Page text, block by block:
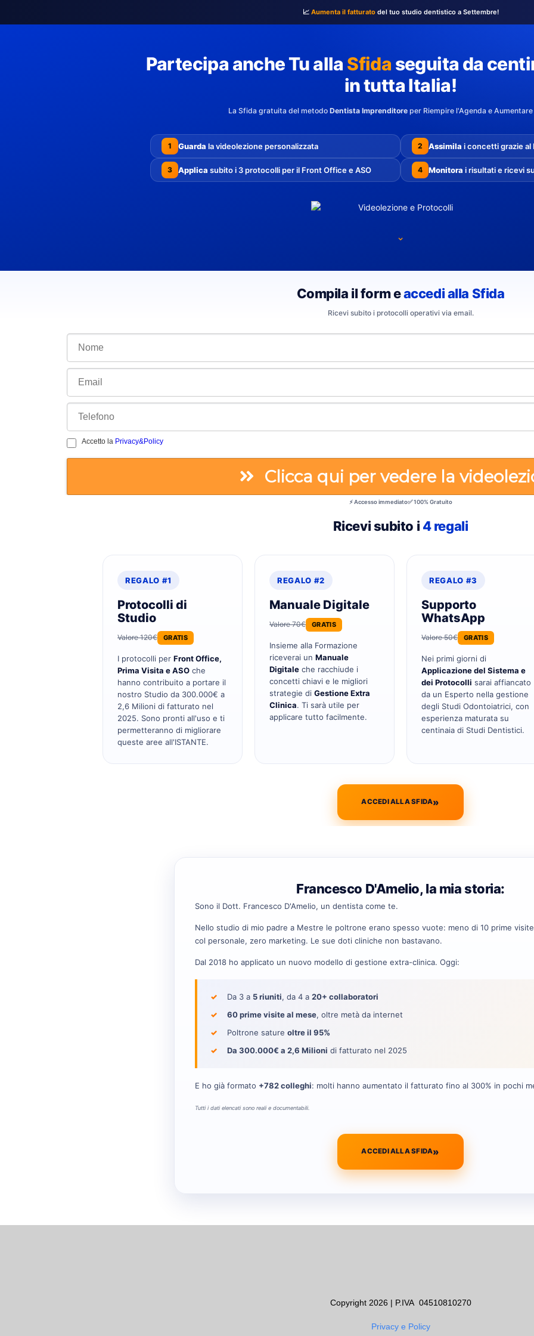
📈 Aumenta il fatturatodel tuo studio dentistico a Settembre!
Partecipa anche Tu alla Sfida seguita da
in tutta Italia!
La Sfida gratuita del metodo Dentista Imprenditoreper Riempire l'Agenda e
1 Guarda la videolezione personalizzata 2 Assimila i concetti grazie al
3 Applica subito i 3 protocolli per il Front Office e ASO 4 Monitora i risultati e ricevi
⌄
Compila il form eaccedi alla Sfida
Ricevi subito i protocolli operativi via email.
Accetto la Privacy&Policy
Clicca qui per vedere la
⚡ Accesso immediato✅ 100% Gratuito
Ricevi subito i 4 regali
REGALO #1
Protocolli di
Studio
Valore 120€ GRATIS
I protocolli per Front Office,
Prima Visita e ASO che
hanno contribuito a portare il
nostro Studio da 300.000€ a
2,6 Milioni di fatturato nel
2025. Sono pronti all'uso e ti
permetteranno di migliorare
queste aree all'ISTANTE.
REGALO #2
Manuale Digitale
Valore 70€ GRATIS
Insieme alla Formazione
riceverai un Manuale
Digitale che racchiude i
concetti chiavi e le migliori
strategie di Gestione Extra
Clinica. Ti sarà utile per
applicare tutto facilmente.
REGALO #3
Supporto
WhatsApp
Valore 50€ GRATIS
Nei primi giorni di
Applicazione del Sistema e
dei Protocolli sarai affiancato
da un Esperto nella gestione
degli Studi Odontoiatrici, con
esperienza maturata su
centinaia di Studi Dentistici.
ACCEDI ALLA SFIDA»
Francesco D'Amelio, la mia storia:
Sono il Dott. Francesco D'Amelio, un dentista come te.
Nello studio di mio padre a Mestre le poltrone erano spesso vuote: meno di 10 prime
col personale, zero marketing. Le sue doti cliniche non bastavano.
Dal 2018 ho applicato un nuovo modello di gestione extra-clinica. Oggi:
Da 3 a 5 riuniti, da 4 a 20+ collaboratori
60 prime visite al mese, oltre metà da internet
Poltrone sature oltre il 95%
Da 300.000€ a 2,6 Milioni di fatturato nel 2025
E ho già formato +782 colleghi: molti hanno aumentato il fatturato fino al 300% in pochi
Tutti i dati elencati sono reali e documentabili.
ACCEDI ALLA SFIDA»
Copyright 2026 | P.IVA 04510810270
Privacy e Policy